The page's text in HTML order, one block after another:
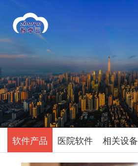
软件产品 医院软件 相关设备